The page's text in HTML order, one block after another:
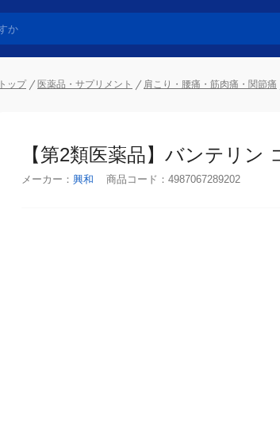
トップ 医薬品・サプリメント 肩こり・腰痛・筋肉痛・関節痛
【第2類医薬品】バンテリン
メーカー： 興和 商品コード： 4987067289202